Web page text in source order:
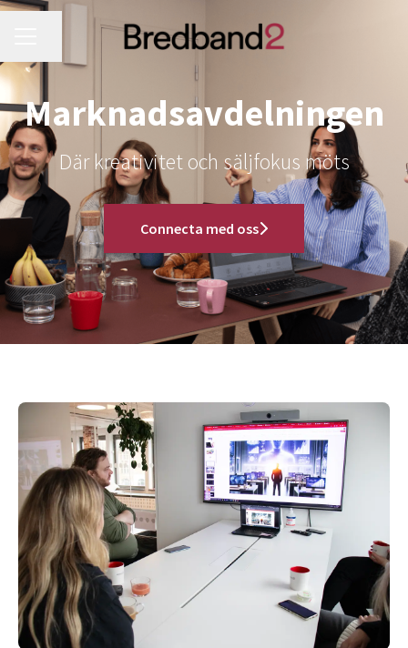
Marknadsavdelningen
Där kreativitet och säljfokus möts
Connecta med oss